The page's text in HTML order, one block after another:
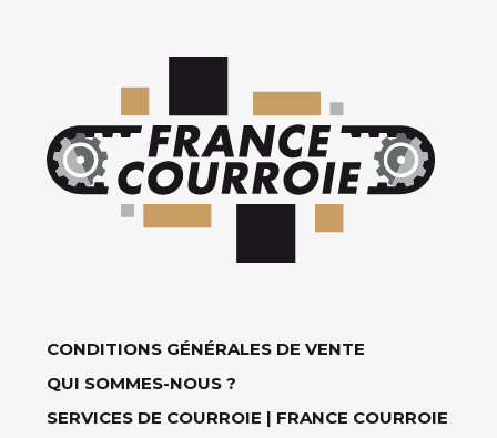
CONDITIONS GÉNÉRALES DE VENTE
QUI SOMMES-NOUS ?
SERVICES DE COURROIE | FRANCE COURROIE